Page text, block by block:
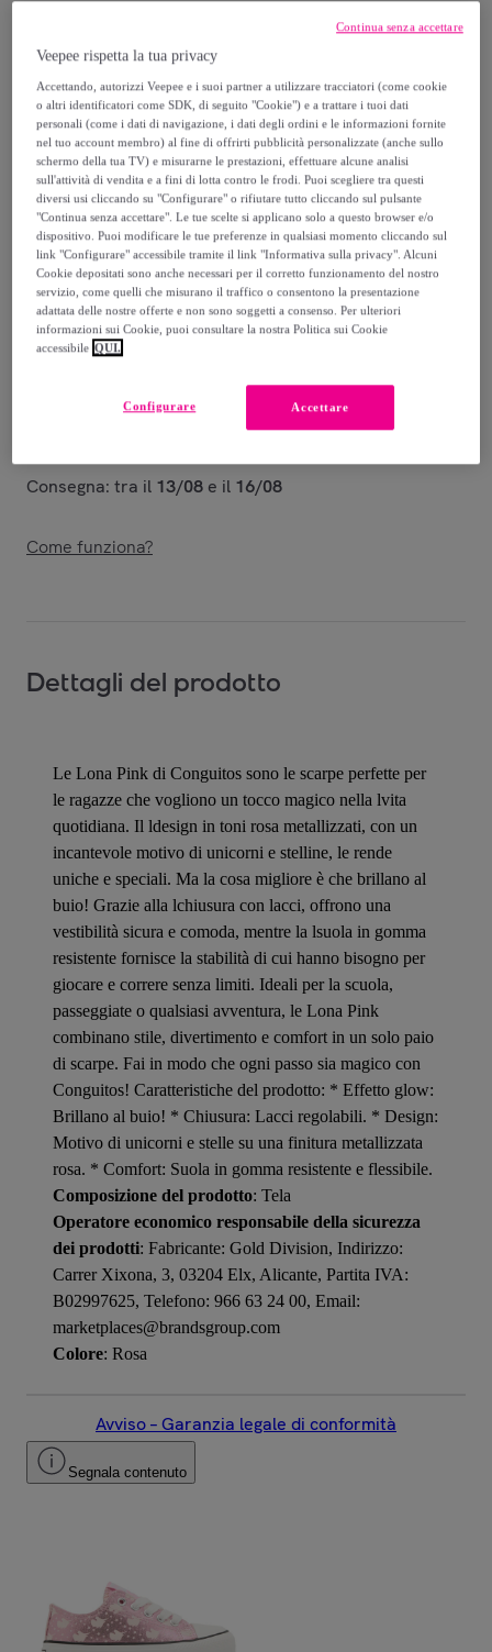
Conguitos - Scarpe Casual per bambini
comode
19,00 €
37, €
-49%
Venduto daConguitos and B&W
Consegna
Consegna: tra il 13/08 e il 16/08
Come funziona?
Dettagli del prodotto
Le Lona Pink di Conguitos sono le scarpe perfette per
le ragazze che vogliono un tocco magico nella lvita
quotidiana. Il ldesign in toni rosa metallizzati, con un
incantevole motivo di unicorni e stelline, le rende
uniche e speciali. Ma la cosa migliore è che brillano al
buio! Grazie alla lchiusura con lacci, offrono una
vestibilità sicura e comoda, mentre la lsuola in gomma
resistente fornisce la stabilità di cui hanno bisogno per
giocare e correre senza limiti. Ideali per la scuola,
passeggiate o qualsiasi avventura, le Lona Pink
combinano stile, divertimento e comfort in un solo paio
di scarpe. Fai in modo che ogni passo sia magico con
Conguitos! Caratteristiche del prodotto: * Effetto glow:
Brillano al buio! * Chiusura: Lacci regolabili. * Design:
Motivo di unicorni e stelle su una finitura metallizzata
rosa. * Comfort: Suola in gomma resistente e flessibile.
Composizione del prodotto: Tela
Operatore economico responsabile della sicurezza
dei prodotti: Fabricante: Gold Division, Indirizzo:
Carrer Xixona, 3, 03204 Elx, Alicante, Partita IVA:
B02997625, Telefono: 966 63 24 00, Email:
marketplaces@brandsgroup.com
Colore: Rosa
Avviso – Garanzia legale di conformità
Segnala contenuto
Veepee rispetta la tua privacy
Accettando, autorizzi Veepee e i suoi partner a utilizzare tracciatori (come cookie
o altri identificatori come SDK, di seguito "Cookie") e a trattare i tuoi dati
personali (come i dati di navigazione, i dati degli ordini e le informazioni fornite
nel tuo account membro) al fine di offrirti pubblicità personalizzate (anche sullo
schermo della tua TV) e misurarne le prestazioni, effettuare alcune analisi
sull'attività di vendita e a fini di lotta contro le frodi. Puoi scegliere tra questi
diversi usi cliccando su "Configurare" o rifiutare tutto cliccando sul pulsante
"Continua senza accettare". Le tue scelte si applicano solo a questo browser e/o
dispositivo. Puoi modificare le tue preferenze in qualsiasi momento cliccando sul
link "Configurare" accessibile tramite il link "Informativa sulla privacy". Alcuni
Cookie depositati sono anche necessari per il corretto funzionamento del nostro
servizio, come quelli che misurano il traffico o consentono la presentazione
adattata delle nostre offerte e non sono soggetti a consenso. Per ulteriori
informazioni sui Cookie, puoi consultare la nostra Politica sui Cookie
accessibile QUI.
Accettare
Configurare
Continua senza accettare